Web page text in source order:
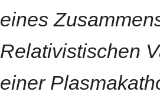
eines
Relativistischen
einer